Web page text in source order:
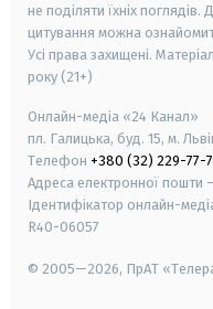
не поділяти їхніх
цитування можна
Усі права захищені.
року (21+)
Онлайн-медіа «24 Канал»
пл. Галицька, буд. 15, м.
Телефон +380 (32) 229-77-
Адреса електронної пошти
Ідентифікатор онлайн-
R40-06057
© 2005—2026, ПрАТ